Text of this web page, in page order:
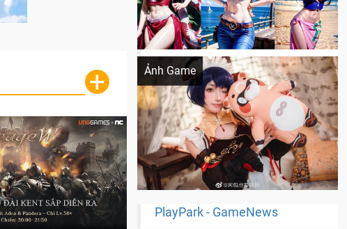
+ Ảnh Game
Cosplay Xiangling siêu cute
PlayPark - GameNews